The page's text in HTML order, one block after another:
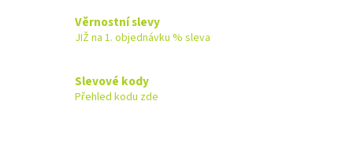
Věrnostní slevy
JIŽ na 1. objednávku % sleva
Slevové kody
Přehled kodu zde